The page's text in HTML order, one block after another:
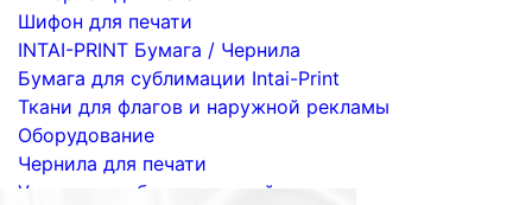
Шифон для печати
INTAI-PRINT Бумага / Чернила
Бумага для сублимации Intai-Print
Ткани для флагов и наружной рекламы
Оборудование
Чернила для печати
Услуги по сублимационной печати